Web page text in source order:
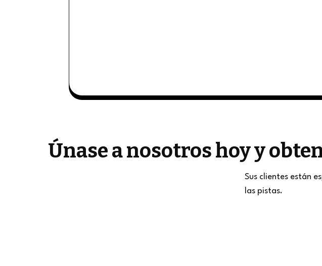
Únase a nosotros hoy y
Sus clientes están
las pistas.